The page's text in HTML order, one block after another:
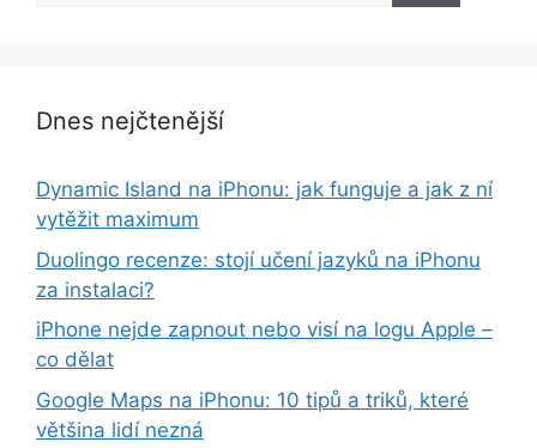
Dnes nejčtenější
Dynamic Island na iPhonu: jak funguje a jak z ní
vytěžit maximum
Duolingo recenze: stojí učení jazyků na iPhonu
za instalaci?
iPhone nejde zapnout nebo visí na logu Apple –
co dělat
Google Maps na iPhonu: 10 tipů a triků, které
většina lidí nezná